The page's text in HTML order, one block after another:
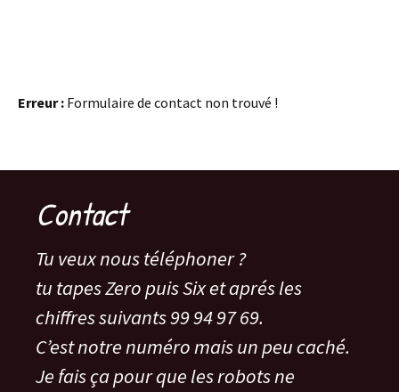
Erreur : Formulaire de contact non trouvé !
Contact
Tu veux nous téléphoner ?
tu tapes Zero puis Six et aprés les
chiffres suivants 99 94 97 69.
C’est notre numéro mais un peu caché.
Je fais ça pour que les robots ne